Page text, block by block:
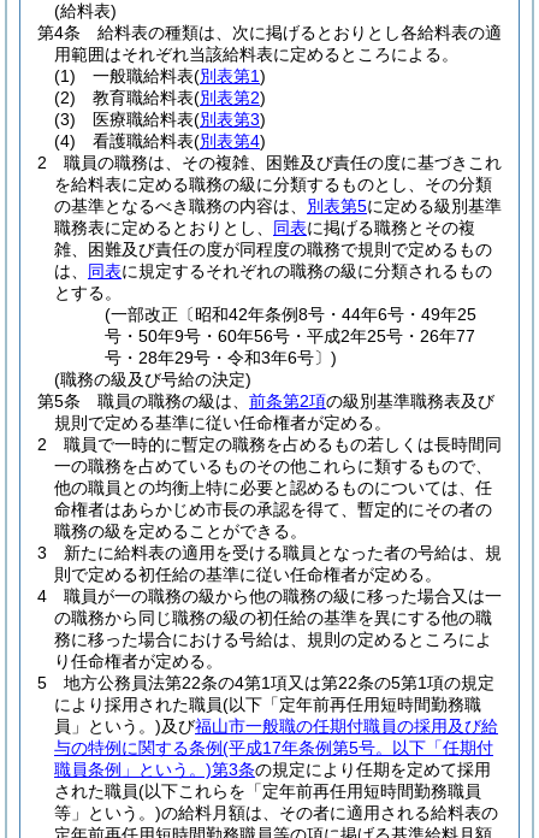
(給料表)
第4条
給料表の種類は、次に掲げるとおりとし各給料表の適
用範囲はそれぞれ当該給料表に定めるところによる。
(1)
一般職給料表(別表第1)
(2)
教育職給料表(別表第2)
(3)
医療職給料表(別表第3)
(4)
看護職給料表(別表第4)
2
職員の職務は、その複雑、困難及び責任の度に基づきこれ
を給料表に定める職務の級に分類するものとし、その分類
の基準となるべき職務の内容は、 別表第5に定める級別基準
職務表に定めるとおりとし、 同表に掲げる職務とその複
雑、困難及び責任の度が同程度の職務で規則で定めるもの
は、 同表に規定するそれぞれの職務の級に分類されるもの
とする。
(一部改正〔昭和42年条例8号・44年6号・49年25
号・50年9号・60年56号・平成2年25号・26年77
号・28年29号・令和3年6号〕)
(職務の級及び号給の決定)
第5条
職員の職務の級は、 前条第2項の級別基準職務表及び
規則で定める基準に従い任命権者が定める。
2
職員で一時的に暫定の職務を占めるもの若しくは長時間同
一の職務を占めているものその他これらに類するもので、
他の職員との均衡上特に必要と認めるものについては、任
命権者はあらかじめ市長の承認を得て、暫定的にその者の
職務の級を定めることができる。
3
新たに給料表の適用を受ける職員となった者の号給は、規
則で定める初任給の基準に従い任命権者が定める。
4
職員が一の職務の級から他の職務の級に移った場合又は一
の職務から同じ職務の級の初任給の基準を異にする他の職
務に移った場合における号給は、規則の定めるところによ
り任命権者が定める。
5
地方公務員法第22条の4第1項又は第22条の5第1項の規定
により採用された職員(以下「定年前再任用短時間勤務職
員」という。)及び福山市一般職の任期付職員の採用及び給
与の特例に関する条例(平成17年条例第5号。以下「任期付
職員条例」という。)第3条の規定により任期を定めて採用
された職員(以下これらを「定年前再任用短時間勤務職員
等」という。)の給料月額は、その者に適用される給料表の